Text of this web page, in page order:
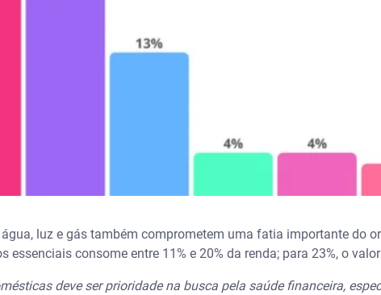
luz e gás também comprometem uma fatia importante do
essenciais consome entre 11% e 20% da renda; para 23%, o
deve ser prioridade na busca pela saúde financeira,